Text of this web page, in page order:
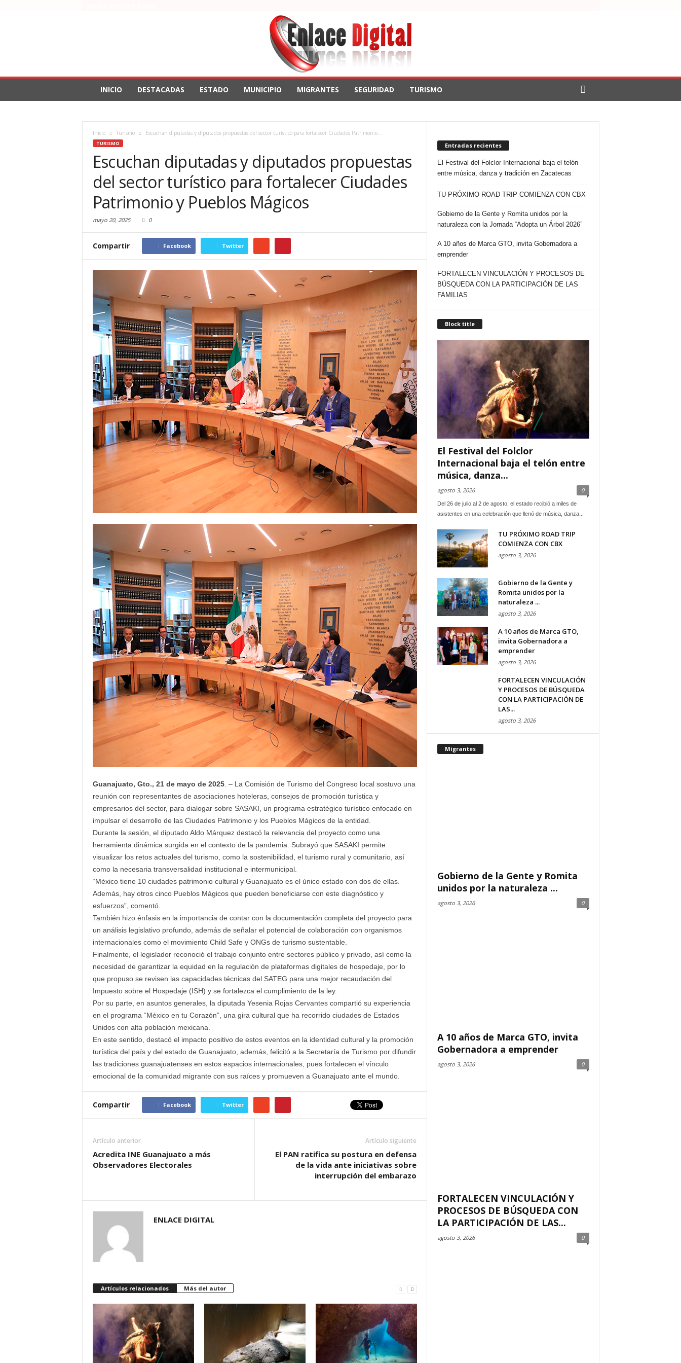
INICIO DESTACADAS ESTADO MUNICIPIO MIGRANTES SEGURIDAD TURISMO
Inicio Turismo Escuchan diputadas y diputados propuestas del sector turístico para fortalecer Ciudades Patrimonio...
TURISMO
Escuchan diputadas y diputados propuestas
del sector turístico para fortalecer Ciudades
Patrimonio y Pueblos Mágicos
mayo 20, 2025 0
Compartir Facebook Twitter
Guanajuato, Gto., 21 de mayo de 2025. – La Comisión de Turismo del Congreso local sostuvo una
reunión con representantes de asociaciones hoteleras, consejos de promoción turística y
empresarios del sector, para dialogar sobre SASAKI, un programa estratégico turístico enfocado en
impulsar el desarrollo de las Ciudades Patrimonio y los Pueblos Mágicos de la entidad.
Durante la sesión, el diputado Aldo Márquez destacó la relevancia del proyecto como una
herramienta dinámica surgida en el contexto de la pandemia. Subrayó que SASAKI permite
visualizar los retos actuales del turismo, como la sostenibilidad, el turismo rural y comunitario, así
como la necesaria transversalidad institucional e intermunicipal.
“México tiene 10 ciudades patrimonio cultural y Guanajuato es el único estado con dos de ellas.
Además, hay otros cinco Pueblos Mágicos que pueden beneficiarse con este diagnóstico y
esfuerzos”, comentó.
También hizo énfasis en la importancia de contar con la documentación completa del proyecto para
un análisis legislativo profundo, además de señalar el potencial de colaboración con organismos
internacionales como el movimiento Child Safe y ONGs de turismo sustentable.
Finalmente, el legislador reconoció el trabajo conjunto entre sectores público y privado, así como la
necesidad de garantizar la equidad en la regulación de plataformas digitales de hospedaje, por lo
que propuso se revisen las capacidades técnicas del SATEG para una mejor recaudación del
Impuesto sobre el Hospedaje (ISH) y se fortalezca el cumplimiento de la ley.
Por su parte, en asuntos generales, la diputada Yesenia Rojas Cervantes compartió su experiencia
en el programa “México en tu Corazón”, una gira cultural que ha recorrido ciudades de Estados
Unidos con alta población mexicana.
En este sentido, destacó el impacto positivo de estos eventos en la identidad cultural y la promoción
turística del país y del estado de Guanajuato, además, felicitó a la Secretaría de Turismo por difundir
las tradiciones guanajuatenses en estos espacios internacionales, pues fortalecen el vínculo
emocional de la comunidad migrante con sus raíces y promueven a Guanajuato ante el mundo.
Compartir Facebook Twitter
Artículo anterior
Acredita INE Guanajuato a más
Observadores Electorales
Artículo siguiente
El PAN ratifica su postura en defensa
de la vida ante iniciativas sobre
interrupción del embarazo
ENLACE DIGITAL
Artículos relacionados Más del autor
Entradas recientes
El Festival del Folclor Internacional baja el telón
entre música, danza y tradición en Zacatecas
TU PRÓXIMO ROAD TRIP COMIENZA CON CBX
Gobierno de la Gente y Romita unidos por la
naturaleza con la Jornada “Adopta un Árbol 2026”
A 10 años de Marca GTO, invita Gobernadora a
emprender
FORTALECEN VINCULACIÓN Y PROCESOS DE
BÚSQUEDA CON LA PARTICIPACIÓN DE LAS
FAMILIAS
Block title
El Festival del Folclor
Internacional baja el telón entre
música, danza...
agosto 3, 2026 0
Del 26 de julio al 2 de agosto, el estado recibió a miles de
asistentes en una celebración que llenó de música, danza...
TU PRÓXIMO ROAD TRIP
COMIENZA CON CBX
agosto 3, 2026
Gobierno de la Gente y
Romita unidos por la
naturaleza ...
agosto 3, 2026
A 10 años de Marca GTO,
invita Gobernadora a
emprender
agosto 3, 2026
FORTALECEN VINCULACIÓN
Y PROCESOS DE BÚSQUEDA
CON LA PARTICIPACIÓN DE
LAS...
agosto 3, 2026
Migrantes
Gobierno de la Gente y Romita
unidos por la naturaleza ...
agosto 3, 2026 0
A 10 años de Marca GTO, invita
Gobernadora a emprender
agosto 3, 2026 0
FORTALECEN VINCULACIÓN Y
PROCESOS DE BÚSQUEDA CON
LA PARTICIPACIÓN DE LAS...
agosto 3, 2026 0